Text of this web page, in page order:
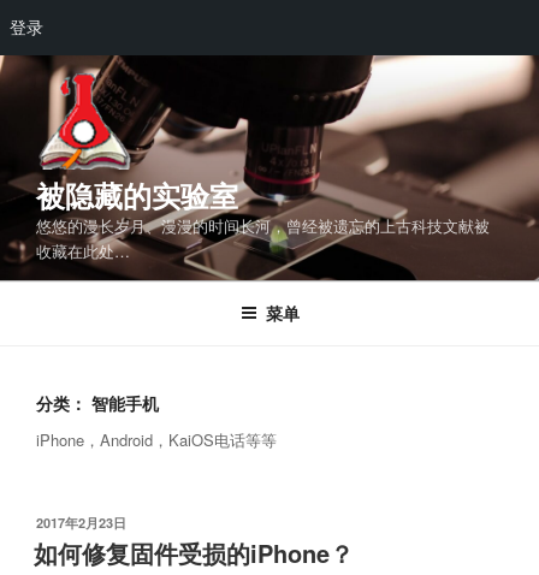
登录
跳
被隐藏的实验室
悠悠的漫长岁月、漫漫的时间长河，曾经被遗忘的上古科技文献被
收藏在此处…
菜单
分类： 智能手机
iPhone，Android，KaiOS电话等等
发
布
于
2017年2月23日
如何修复固件受损的iPhone？